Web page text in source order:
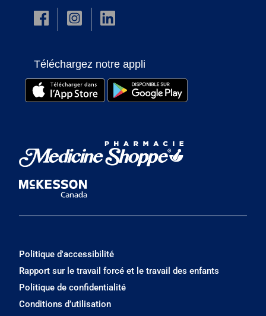
Téléchargez notre appli
Politique d'accessibilité
Rapport sur le travail forcé et le travail des enfants
Politique de confidentialité
Conditions d’utilisation